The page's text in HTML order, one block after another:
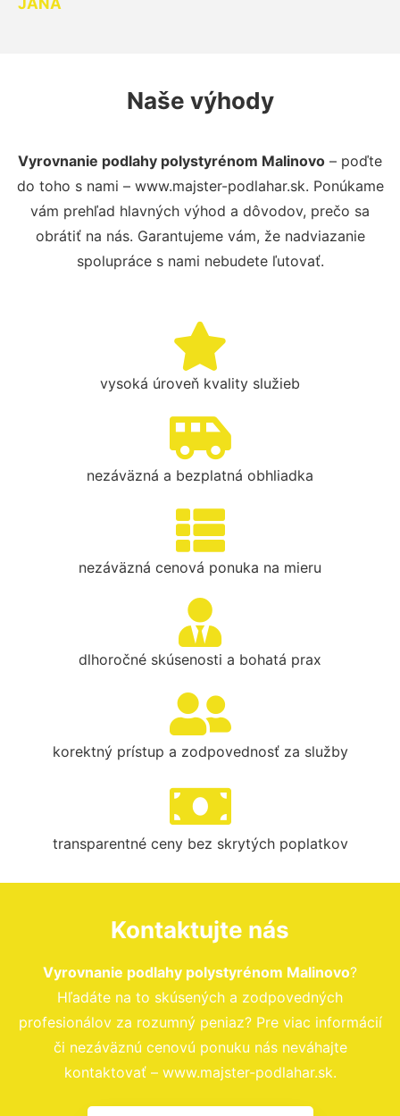
Naše výhody
Vyrovnanie podlahy polystyrénom Malinovo – poďte
do toho s nami – www.majster-podlahar.sk. Ponúkame
vám prehľad hlavných výhod a dôvodov, prečo sa
obrátiť na nás. Garantujeme vám, že nadviazanie
spolupráce s nami nebudete ľutovať.
vysoká úroveň kvality služieb
nezáväzná a bezplatná obhliadka
nezáväzná cenová ponuka na mieru
dlhoročné skúsenosti a bohatá prax
korektný prístup a zodpovednosť za služby
transparentné ceny bez skrytých poplatkov
Kontaktujte nás
Vyrovnanie podlahy polystyrénom Malinovo?
Hľadáte na to skúsených a zodpovedných
profesionálov za rozumný peniaz? Pre viac informácií
či nezáväznú cenovú ponuku nás neváhajte
kontaktovať – www.majster-podlahar.sk.